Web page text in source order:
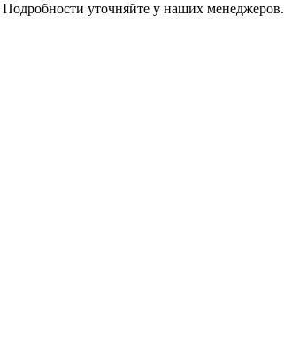
Подробности уточняйте у наших менеджеров.